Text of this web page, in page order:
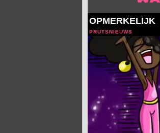
OPMERKELIJK
PRUTSNIEUWS